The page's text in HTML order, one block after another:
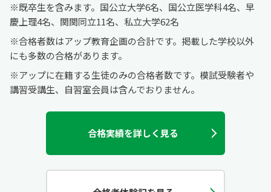
既卒生を含みます。国公立大学6名、国公立医学科4名、早
慶上理4名、関関同立11名、私立大学62名
合格者数はアップ教育企画の合計です。掲載した学校以外
にも多数の合格があります。
アップに在籍する生徒のみの合格者数です。模試受験者や
講習受講生、自習室会員は含んでおりません。
合格実績を詳しく見る